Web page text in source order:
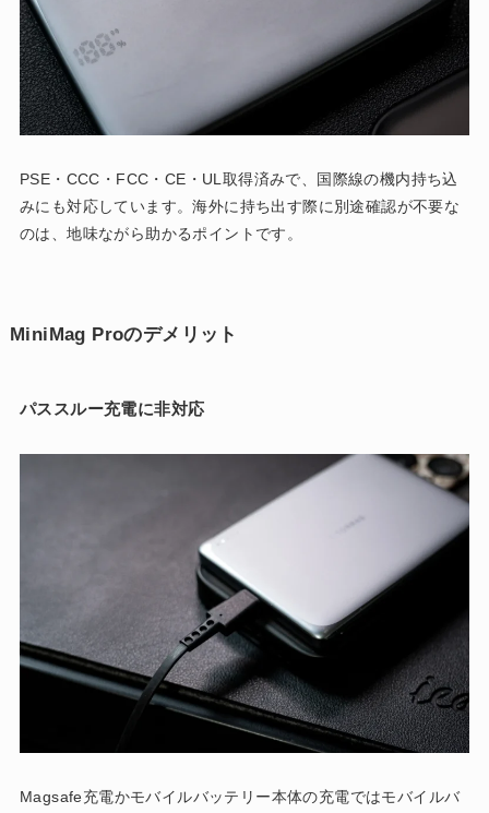
PSE・CCC・FCC・CE・UL取得済みで、国際線の機内持ち込
みにも対応しています。海外に持ち出す際に別途確認が不要な
のは、地味ながら助かるポイントです。
MiniMag Proのデメリット
パススルー充電に非対応
Magsafe充電かモバイルバッテリー本体の充電ではモバイルバ